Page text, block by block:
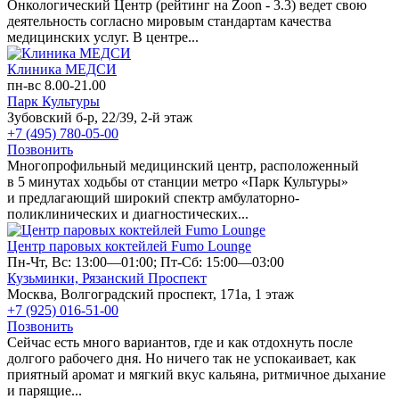
Онкологический Центр (рейтинг на Zoon - 3.3) ведет свою
деятельность согласно мировым стандартам качества
медицинских услуг. В центре...
Клиника МЕДСИ
пн-вс 8.00-21.00
Парк Культуры
Зубовский б-р, 22/39, 2-й этаж
+7 (495) 780-05-00
Позвонить
Многопрофильный медицинский центр, расположенный
в 5 минутах ходьбы от станции метро «Парк Культуры»
и предлагающий широкий спектр амбулаторно-
поликлинических и диагностических...
Центр паровых коктейлей Fumo Lounge
Пн-Чт, Вс: 13:00—01:00; Пт-Сб: 15:00—03:00
Кузьминки, Рязанский Проспект
Москва, Волгоградский проспект, 171а, 1 этаж
+7 (925) 016-51-00
Позвонить
Сейчас есть много вариантов, где и как отдохнуть после
долгого рабочего дня. Но ничего так не успокаивает, как
приятный аромат и мягкий вкус кальяна, ритмичное дыхание
и парящие...